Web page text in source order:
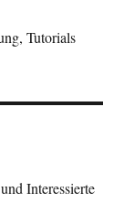
Tutorials
Interessierte